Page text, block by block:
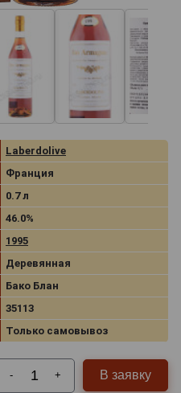
Laberdolive
Франция
0.7 л
46.0%
1995
Деревянная
Бако Блан
35113
Только самовывоз
- + В заявку